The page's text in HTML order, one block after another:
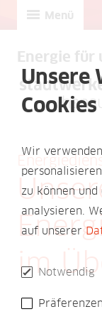
Unsere
Cookies
Wir
zu können
analysieren.
auf unserer
Notwendig
Präferenzen
Menü
Energie für
im